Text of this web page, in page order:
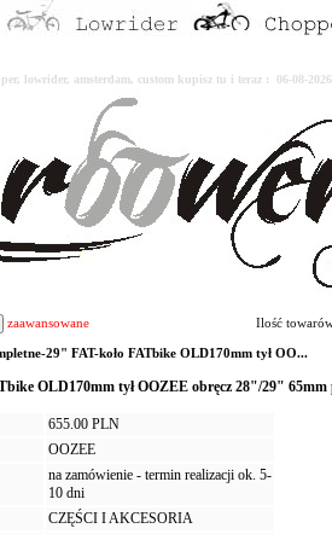
lowrider, amsterdam, custom kupisz tu i teraz : 06-08-
zaawansowane Ilość
29" FAT-koło FATbike OLD170mm tył OO...
OLD170mm tył OOZEE obręcz 28"/29"
655.00 PLN
OOZEE
na zamówienie - termin realizacji ok. 5-
10 dni
CZĘŚCI I AKCESORIA